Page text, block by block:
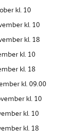
kl. 10
kl. 10
kl. 18
kl. 10
kl. 18
kl. 09.00
kl. 10
kl. 10
kl. 18